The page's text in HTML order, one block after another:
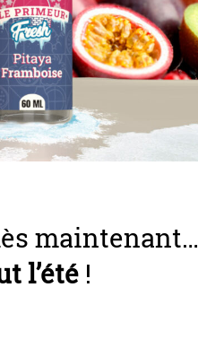
maintenant…
l’été !